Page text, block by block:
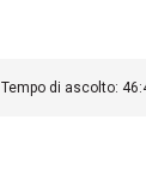
Tempo di ascolto: